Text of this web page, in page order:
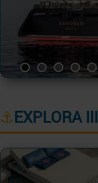
⚓EXPLORA III